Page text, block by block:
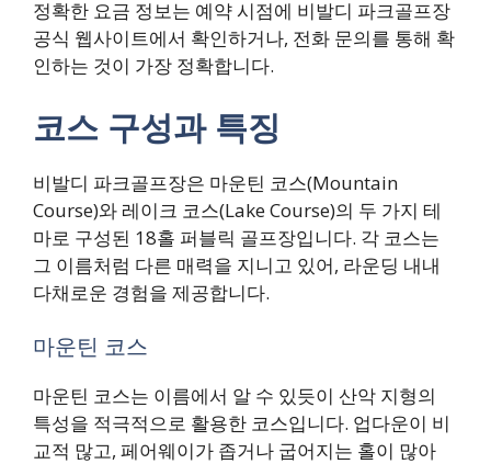
정확한 요금 정보는 예약 시점에 비발디 파크골프장
공식 웹사이트에서 확인하거나, 전화 문의를 통해 확
인하는 것이 가장 정확합니다.
코스 구성과 특징
비발디 파크골프장은 마운틴 코스(Mountain
Course)와 레이크 코스(Lake Course)의 두 가지 테
마로 구성된 18홀 퍼블릭 골프장입니다. 각 코스는
그 이름처럼 다른 매력을 지니고 있어, 라운딩 내내
다채로운 경험을 제공합니다.
마운틴 코스
마운틴 코스는 이름에서 알 수 있듯이 산악 지형의
특성을 적극적으로 활용한 코스입니다. 업다운이 비
교적 많고, 페어웨이가 좁거나 굽어지는 홀이 많아